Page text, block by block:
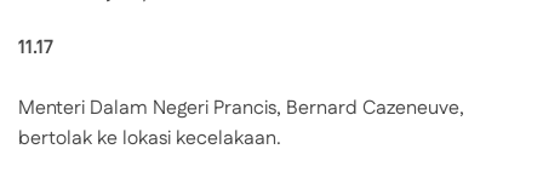
11.17
Menteri Dalam Negeri Prancis, Bernard Cazeneuve,
bertolak ke lokasi kecelakaan.